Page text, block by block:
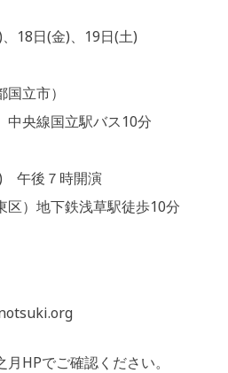
0
4
8
1
日
D
I
@
A
S
K
18日(金)、19日(土)
立市）
央線国立駅バス10分
午後７時開演
区）地下鉄浅草駅徒歩10分
HPでご確認ください。